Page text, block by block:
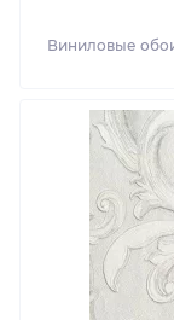
Виниловые